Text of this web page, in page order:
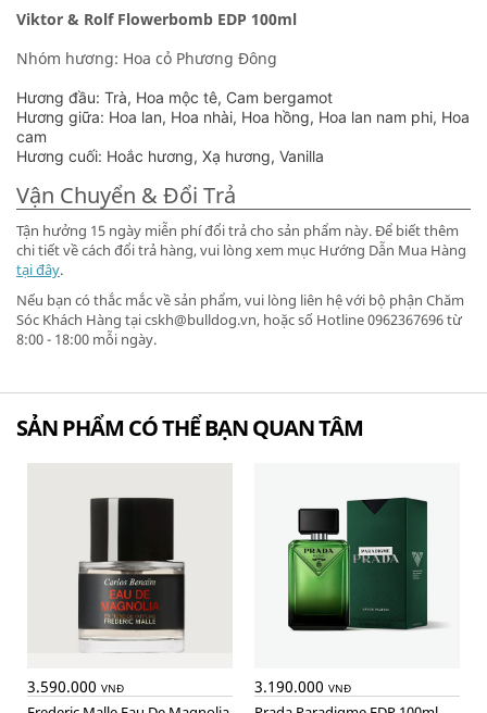
Viktor & Rolf Flowerbomb EDP 100ml
Nhóm hương: Hoa cỏ Phương Đông
Hương đầu: Trà, Hoa mộc tê, Cam bergamot
Hương giữa: Hoa lan, Hoa nhài, Hoa hồng, Hoa lan nam phi, Hoa
cam
Hương cuối: Hoắc hương, Xạ hương, Vanilla
Vận Chuyển & Đổi Trả
Tận hưởng 15 ngày miễn phí đổi trả cho sản phẩm này. Để biết thêm
chi tiết về cách đổi trả hàng, vui lòng xem mục Hướng Dẫn Mua Hàng
tại đây.
Nếu bạn có thắc mắc về sản phẩm, vui lòng liên hệ với bộ phận Chăm
Sóc Khách Hàng tại cskh@bulldog.vn, hoặc số Hotline 0962367696 từ
8:00 - 18:00 mỗi ngày.
SẢN PHẨM CÓ THỂ BẠN QUAN TÂM
3.590.000 VNĐ 3.190.000 VNĐ